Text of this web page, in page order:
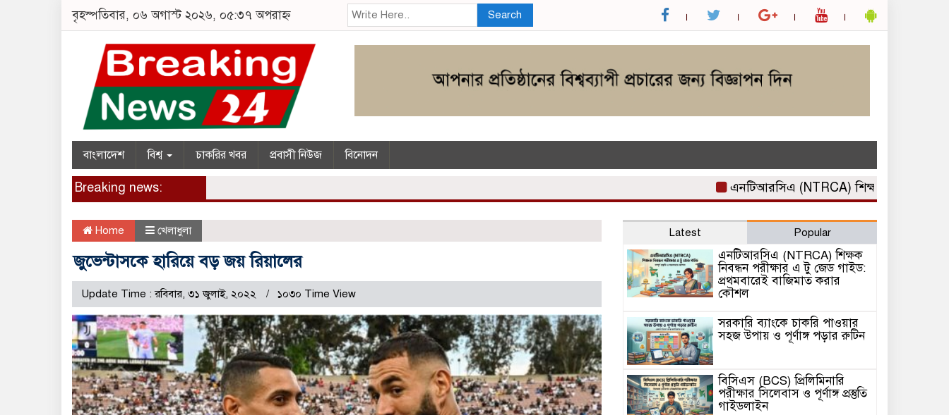
বৃহস্পতিবার, ০৬ অগাস্ট ২০২৬, ০৫:৩৭ অপরাহ্ন Search
বাংলাদেশ বিশ্ব চাকরির খবর প্রবাসী নিউজ বিনোদন
Breaking news: এনটিআরসিএ (NTRCA) শিক্ষক নিবন্ধন
Home খেলাধুলা
জুভেন্টাসকে হারিয়ে বড় জয় রিয়ালের
Update Time : রবিবার, ৩১ জুলাই, ২০২২ ১০৩০ Time View
Latest Popular
এনটিআরসিএ (NTRCA) শিক্ষক
নিবন্ধন পরীক্ষার এ টু জেড গাইড:
প্রথমবারেই বাজিমাত করার
কৌশল
সরকারি ব্যাংকে চাকরি পাওয়ার
সহজ উপায় ও পূর্ণাঙ্গ পড়ার রুটিন
বিসিএস (BCS) প্রিলিমিনারি
পরীক্ষার সিলেবাস ও পূর্ণাঙ্গ প্রস্তুতি
গাইডলাইন